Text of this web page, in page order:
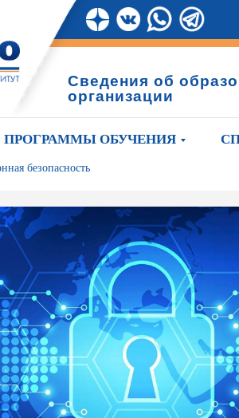
Сведения об
организации
ПРОГРАММЫ ОБУЧЕНИЯ
безопасность